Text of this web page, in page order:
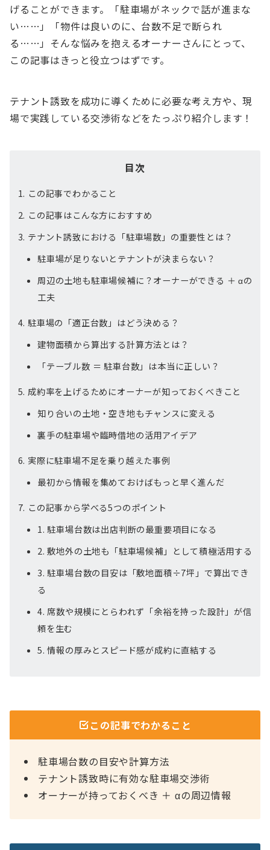
げることができます。「駐車場がネックで話が進まな
い……」「物件は良いのに、台数不足で断られ
る……」そんな悩みを抱えるオーナーさんにとって、
この記事はきっと役立つはずです。
テナント誘致を成功に導くために必要な考え方や、現
場で実践している交渉術などをたっぷり紹介します！
目次
この記事でわかること
この記事はこんな方におすすめ
テナント誘致における「駐車場数」の重要性とは？
駐車場が足りないとテナントが決まらない？
周辺の土地も駐車場候補に？オーナーができる ＋ αの
工夫
駐車場の「適正台数」はどう決める？
建物面積から算出する計算方法とは？
「テーブル数 ＝ 駐車台数」は本当に正しい？
成約率を上げるためにオーナーが知っておくべきこと
知り合いの土地・空き地もチャンスに変える
裏手の駐車場や臨時借地の活用アイデア
実際に駐車場不足を乗り越えた事例
最初から情報を集めておけばもっと早く進んだ
この記事から学べる5つのポイント
1. 駐車場台数は出店判断の最重要項目になる
2. 敷地外の土地も「駐車場候補」として積極活用する
3. 駐車場台数の目安は「敷地面積÷7坪」で算出でき
る
4. 席数や規模にとらわれず「余裕を持った設計」が信
頼を生む
5. 情報の厚みとスピード感が成約に直結する
この記事でわかること
駐車場台数の目安や計算方法
テナント誘致時に有効な駐車場交渉術
オーナーが持っておくべき ＋ αの周辺情報